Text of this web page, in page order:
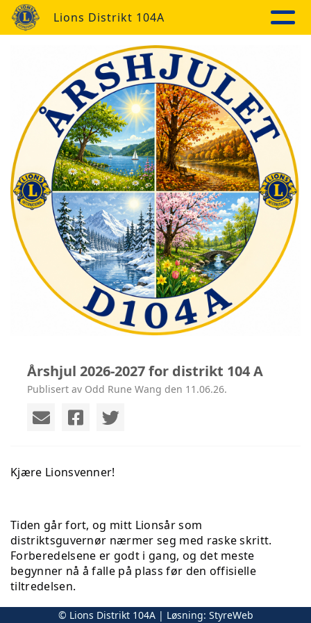
Lions Distrikt 104A
Årshjul 2026-2027 for distrikt 104 A
Publisert av Odd Rune Wang den 11.06.26.
Kjære Lionsvenner!
Tiden går fort, og mitt Lionsår som
distriktsguvernør nærmer seg med raske skritt.
Forberedelsene er godt i gang, og det meste
begynner nå å falle på plass før den offisielle
tiltredelsen.
© Lions Distrikt 104A | Løsning: StyreWeb